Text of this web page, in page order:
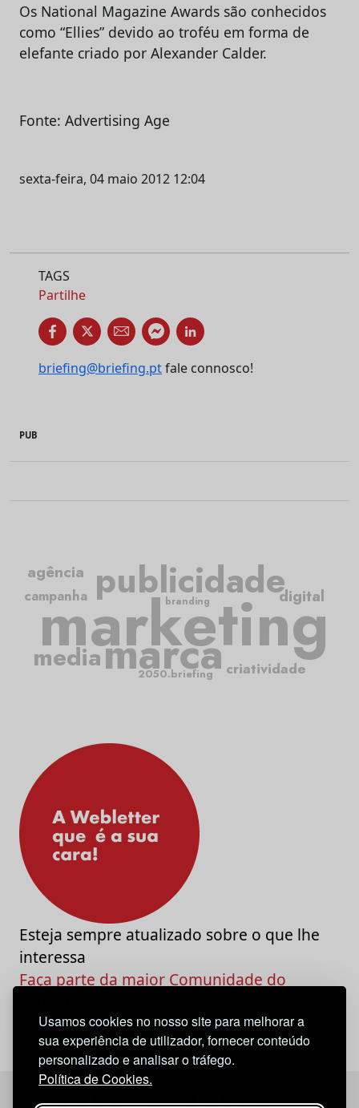
Usamos cookies no nosso site para melhorar a
sua experiência de utilizador, fornecer conteúdo
personalizado e analisar o tráfego.
Política de Cookies.
Os National Magazine Awards são conhecidos
como “Ellies” devido ao troféu em forma de
elefante criado por Alexander Calder.
Fonte: Advertising Age
sexta-feira, 04 maio 2012 12:04
TAGS
Partilhe
briefing@briefing.ptfale connosco!
PUB
marketing
publicidade
marca criatividade
campanha
media
agência
digital
2050.briefing
branding
Esteja sempre atualizado sobre o que lhe
interessa
Faça parte da maior Comunidade do